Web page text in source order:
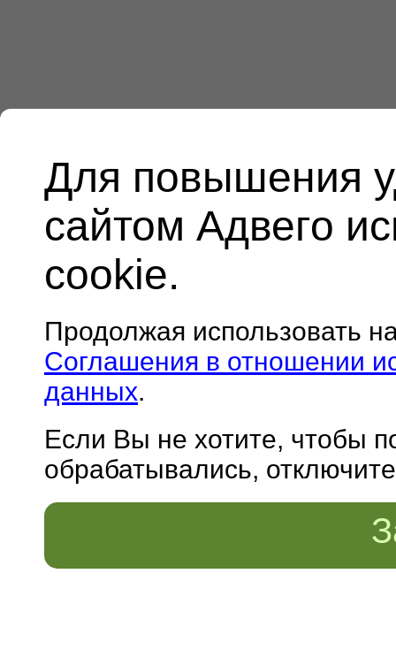
Для повышения
сайтом Адвего
cookie.
Продолжая использовать
Соглашения в отношении
данных.
Если Вы не хотите, чтобы
обрабатывались,